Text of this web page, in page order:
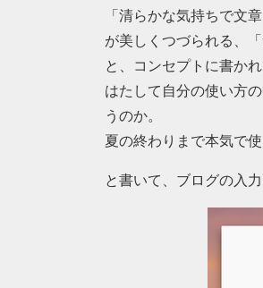
「清らかな気持ちで文
が美しくつづられる、
と、コンセプトに書か
はたして自分の使い方
うのか。
夏の終わりまで本気で
と書いて、ブログの入